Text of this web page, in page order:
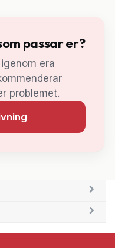
passar er?
era
problemet.